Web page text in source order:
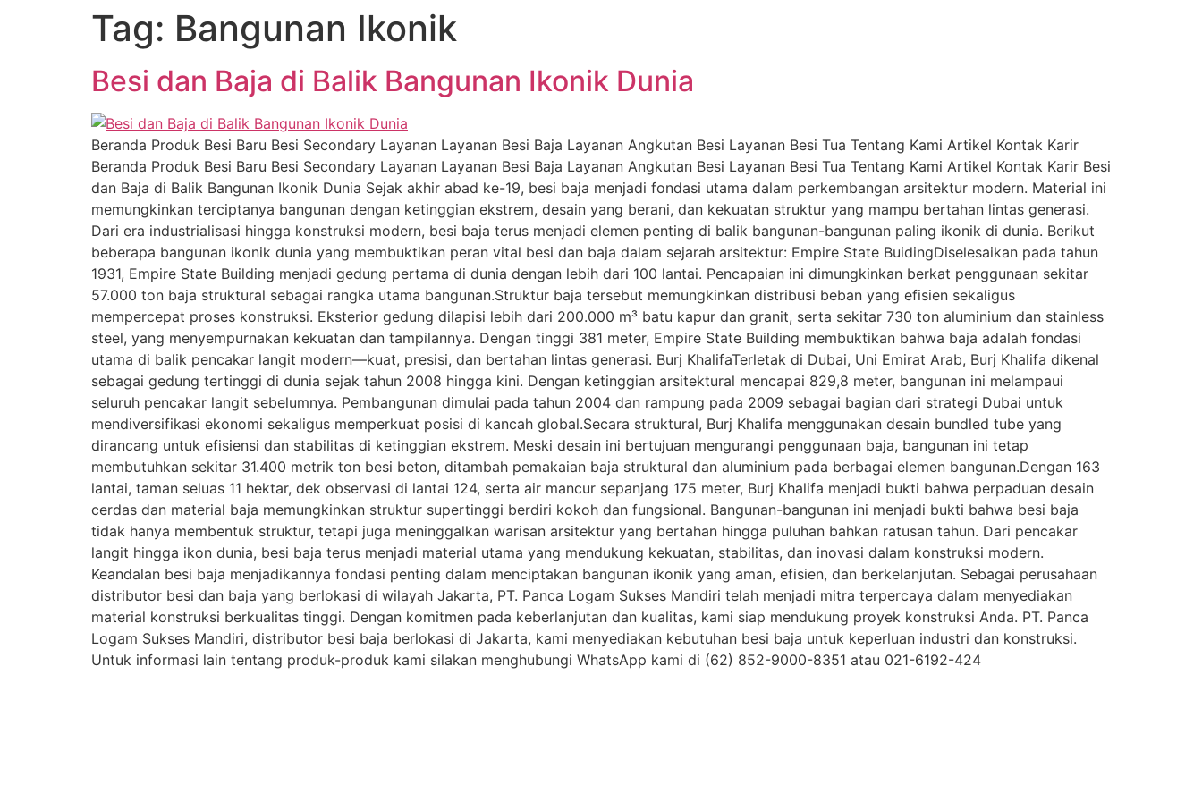
Tag: Bangunan Ikonik
Besi dan Baja di Balik Bangunan Ikonik Dunia
Beranda Produk Besi Baru Besi Secondary Layanan Layanan Besi Baja Layanan Angkutan Besi Layanan Besi Tua Tentang Kami Artikel Kontak Karir
Beranda Produk Besi Baru Besi Secondary Layanan Layanan Besi Baja Layanan Angkutan Besi Layanan Besi Tua Tentang Kami Artikel Kontak Karir Besi
dan Baja di Balik Bangunan Ikonik Dunia Sejak akhir abad ke-19, besi baja menjadi fondasi utama dalam perkembangan arsitektur modern. Material ini
memungkinkan terciptanya bangunan dengan ketinggian ekstrem, desain yang berani, dan kekuatan struktur yang mampu bertahan lintas generasi.
Dari era industrialisasi hingga konstruksi modern, besi baja terus menjadi elemen penting di balik bangunan-bangunan paling ikonik di dunia. Berikut
beberapa bangunan ikonik dunia yang membuktikan peran vital besi dan baja dalam sejarah arsitektur: Empire State BuidingDiselesaikan pada tahun
1931, Empire State Building menjadi gedung pertama di dunia dengan lebih dari 100 lantai. Pencapaian ini dimungkinkan berkat penggunaan sekitar
57.000 ton baja struktural sebagai rangka utama bangunan.Struktur baja tersebut memungkinkan distribusi beban yang efisien sekaligus
mempercepat proses konstruksi. Eksterior gedung dilapisi lebih dari 200.000 m³ batu kapur dan granit, serta sekitar 730 ton aluminium dan stainless
steel, yang menyempurnakan kekuatan dan tampilannya. Dengan tinggi 381 meter, Empire State Building membuktikan bahwa baja adalah fondasi
utama di balik pencakar langit modern—kuat, presisi, dan bertahan lintas generasi. Burj KhalifaTerletak di Dubai, Uni Emirat Arab, Burj Khalifa dikenal
sebagai gedung tertinggi di dunia sejak tahun 2008 hingga kini. Dengan ketinggian arsitektural mencapai 829,8 meter, bangunan ini melampaui
seluruh pencakar langit sebelumnya. Pembangunan dimulai pada tahun 2004 dan rampung pada 2009 sebagai bagian dari strategi Dubai untuk
mendiversifikasi ekonomi sekaligus memperkuat posisi di kancah global.Secara struktural, Burj Khalifa menggunakan desain bundled tube yang
dirancang untuk efisiensi dan stabilitas di ketinggian ekstrem. Meski desain ini bertujuan mengurangi penggunaan baja, bangunan ini tetap
membutuhkan sekitar 31.400 metrik ton besi beton, ditambah pemakaian baja struktural dan aluminium pada berbagai elemen bangunan.Dengan 163
lantai, taman seluas 11 hektar, dek observasi di lantai 124, serta air mancur sepanjang 175 meter, Burj Khalifa menjadi bukti bahwa perpaduan desain
cerdas dan material baja memungkinkan struktur supertinggi berdiri kokoh dan fungsional. Bangunan-bangunan ini menjadi bukti bahwa besi baja
tidak hanya membentuk struktur, tetapi juga meninggalkan warisan arsitektur yang bertahan hingga puluhan bahkan ratusan tahun. Dari pencakar
langit hingga ikon dunia, besi baja terus menjadi material utama yang mendukung kekuatan, stabilitas, dan inovasi dalam konstruksi modern.
Keandalan besi baja menjadikannya fondasi penting dalam menciptakan bangunan ikonik yang aman, efisien, dan berkelanjutan. Sebagai perusahaan
distributor besi dan baja yang berlokasi di wilayah Jakarta, PT. Panca Logam Sukses Mandiri telah menjadi mitra terpercaya dalam menyediakan
material konstruksi berkualitas tinggi. Dengan komitmen pada keberlanjutan dan kualitas, kami siap mendukung proyek konstruksi Anda. PT. Panca
Logam Sukses Mandiri, distributor besi baja berlokasi di Jakarta, kami menyediakan kebutuhan besi baja untuk keperluan industri dan konstruksi.
Untuk informasi lain tentang produk-produk kami silakan menghubungi WhatsApp kami di (62) 852-9000-8351 atau 021-6192-424